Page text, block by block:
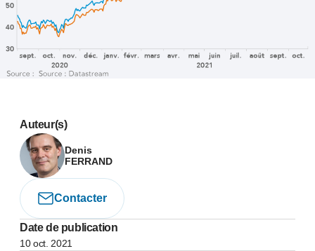
Auteur(s)
Denis
FERRAND
Contacter
Date de publication
10 oct. 2021